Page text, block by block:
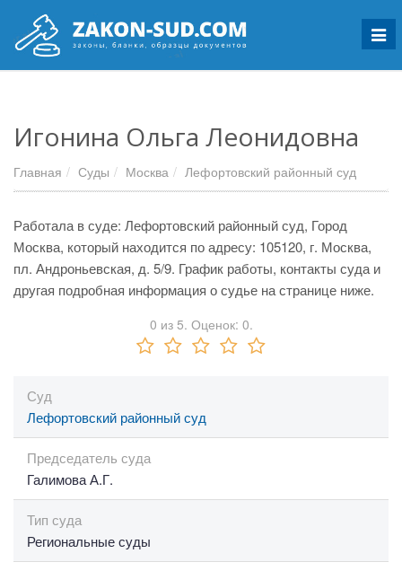
Игонина Ольга Леонидовна
Главная Суды Москва Лефортовский районный суд
Работала в суде: Лефортовский районный суд, Город
Москва, который находится по адресу: 105120, г. Москва,
пл. Андроньевская, д. 5/9. График работы, контакты суда и
другая подробная информация о судье на странице ниже.
0 из 5. Оценок: 0.
Суд
Лефортовский районный суд
Председатель суда
Галимова А.Г.
Тип суда
Региональные суды